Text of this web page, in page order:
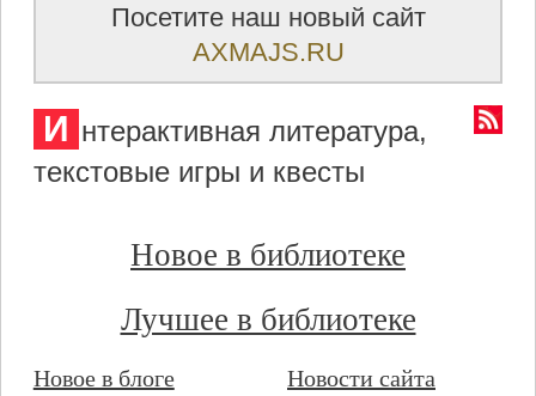
Посетите наш новый сайт
AXMAJS.RU
И нтерактивная литература,
текстовые игры и квесты
Новое в библиотеке
Лучшее в библиотеке
Новое в блоге Новости сайта